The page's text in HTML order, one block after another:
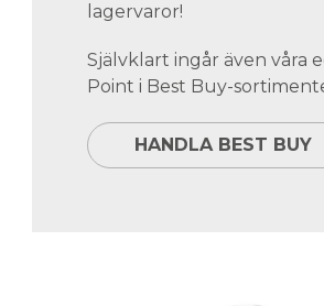
lagervaror!
Självklart ingår även våra
Point i Best Buy-
HANDLA BEST BUY